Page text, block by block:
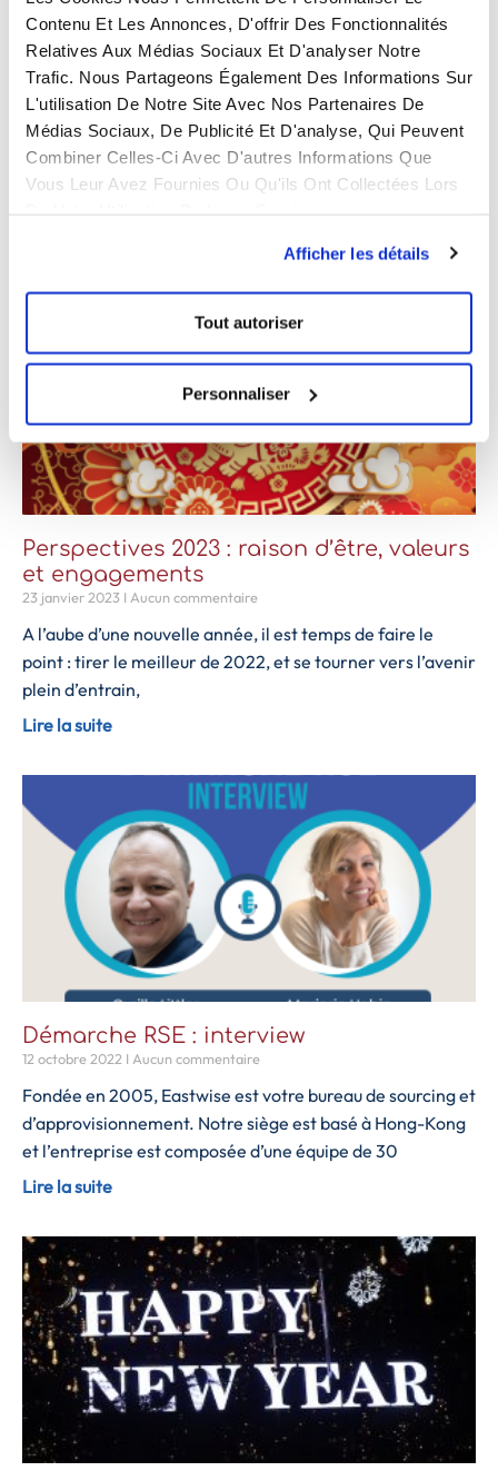
Contenu Et Les Annonces, D'offrir Des Fonctionnalités
Relatives Aux Médias Sociaux Et D'analyser Notre
Trafic. Nous Partageons Également Des Informations Sur
L'utilisation De Notre Site Avec Nos Partenaires De
Médias Sociaux, De Publicité Et D'analyse, Qui Peuvent
Combiner Celles-Ci Avec D'autres Informations Que
Vous Leur Avez Fournies Ou Qu'ils Ont Collectées Lors
Afficher les détails
Tout autoriser
Personnaliser
Sourcing Responsable et
Approvisionnement Durable en Asie
8 mars 2023 Aucun commentaire
En 2023, la responsabilité sociétale des entreprises est
au cœur des préoccupations des entreprises, quelle que
Perspectives 2023 : raison d’être, valeurs
et engagements
23 janvier 2023 Aucun commentaire
A l’aube d’une nouvelle année, il est temps de faire le
point : tirer le meilleur de 2022, et se tourner vers l’avenir
plein d’entrain,
Lire la suite
Démarche RSE : interview
12 octobre 2022 Aucun commentaire
Fondée en 2005, Eastwise est votre bureau de sourcing et
d’approvisionnement. Notre siège est basé à Hong-Kong
et l’entreprise est composée d’une équipe de 30
Lire la suite